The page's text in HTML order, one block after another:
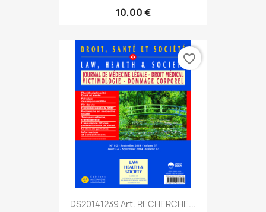
10,00 €
DS20141239 Art. RECHERCHE...
favorite_border